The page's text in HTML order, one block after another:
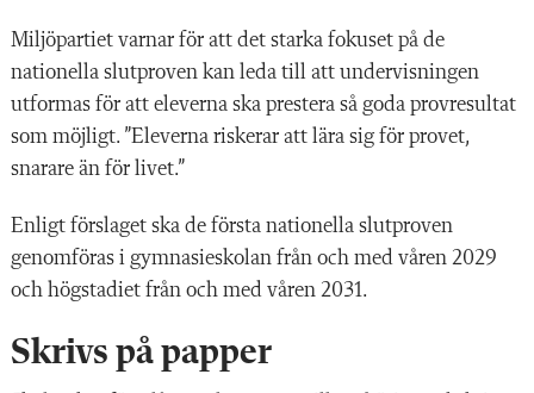
Miljöpartiet varnar för att det starka fokuset på de
nationella slutproven kan leda till att undervisningen
utformas för att eleverna ska prestera så goda provresultat
som möjligt. ”Eleverna riskerar att lära sig för provet,
snarare än för livet.”
Enligt förslaget ska de första nationella slutproven
genomföras i gymnasieskolan från och med våren 2029
och högstadiet från och med våren 2031.
Skrivs på papper